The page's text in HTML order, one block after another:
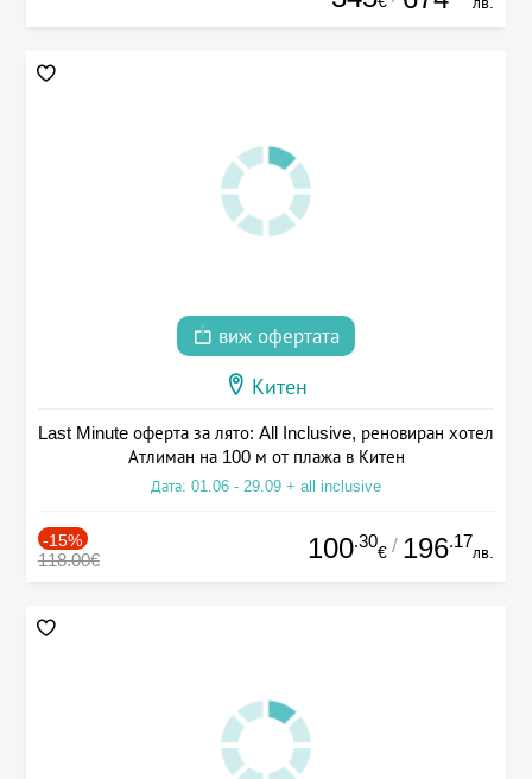
виж офертата
Китен
Last Minute оферта за лято: All Inclusive, реновиран хотел
Атлиман на 100 м от плажа в Китен
Дата: 01.06 - 29.09 + all inclusive
-15%
118.00€ 100.30
€ / 196.17
лв.